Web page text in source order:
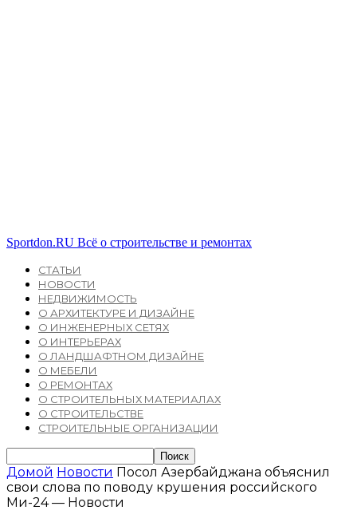
Sportdon.RU Всё о строительстве и ремонтах
СТАТЬИ
НОВОСТИ
НЕДВИЖИМОСТЬ
О АРХИТЕКТУРЕ И ДИЗАЙНЕ
О ИНЖЕНЕРНЫХ СЕТЯХ
О ИНТЕРЬЕРАХ
О ЛАНДШАФТНОМ ДИЗАЙНЕ
О МЕБЕЛИ
О РЕМОНТАХ
О СТРОИТЕЛЬНЫХ МАТЕРИАЛАХ
О СТРОИТЕЛЬСТВЕ
СТРОИТЕЛЬНЫЕ ОРГАНИЗАЦИИ
Домой Новости Посол Азербайджана объяснил
свои слова по поводу крушения российского
Ми-24 — Новости